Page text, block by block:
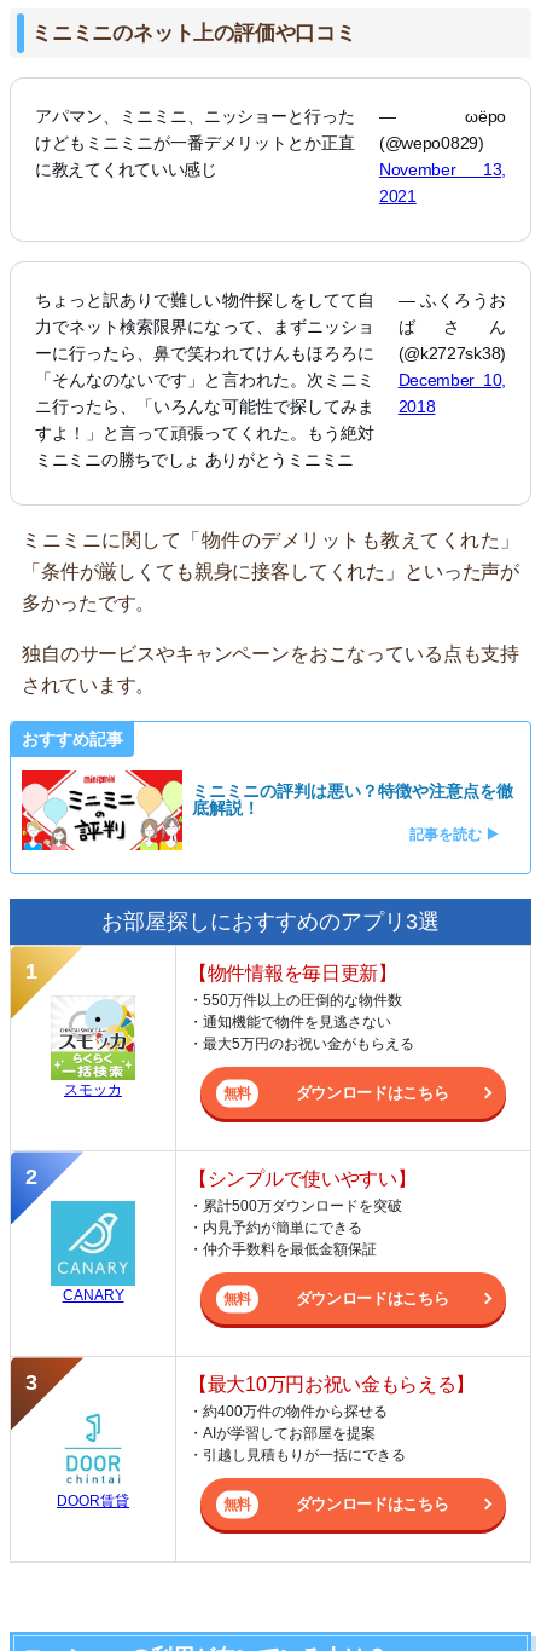
ミニミニのネット上の評価や口コミ
アパマン、ミニミニ、ニッショーと行った
けどもミニミニが一番デメリットとか正直
に教えてくれていい感じ
— ωёро
(@wepo0829)
November 13,
2021
ちょっと訳ありで難しい物件探しをしてて自
力でネット検索限界になって、まずニッショ
ーに行ったら、鼻で笑われてけんもほろろに
「そんなのないです」と言われた。次ミニミ
ニ行ったら、「いろんな可能性で探してみま
すよ！」と言って頑張ってくれた。もう絶対
ミニミニの勝ちでしょ ありがとうミニミニ
— ふくろうお
ばさん
(@k2727sk38)
December 10,
2018
ミニミニに関して「物件のデメリットも教えてくれた」
「条件が厳しくても親身に接客してくれた」といった声が
多かったです。
独自のサービスやキャンペーンをおこなっている点も支持
されています。
おすすめ記事
ミニミニの評判は悪い？特徴や注意点を徹
底解説！
記事を読む ▶
お部屋探しにおすすめのアプリ3選
スモッカ
【物件情報を毎日更新】
・550万件以上の圧倒的な物件数
・通知機能で物件を見逃さない
・最大5万円のお祝い金がもらえる
ダウンロードはこちら
CANARY
【シンプルで使いやすい】
・累計500万ダウンロードを突破
・内見予約が簡単にできる
・仲介手数料を最低金額保証
ダウンロードはこちら
DOOR賃貸
【最大10万円お祝い金もらえる】
・約400万件の物件から探せる
・AIが学習してお部屋を提案
・引越し見積もりが一括にできる
ダウンロードはこちら